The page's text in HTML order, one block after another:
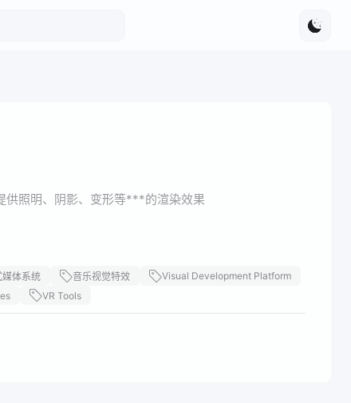
照明、阴影、变形等***的渲染效果
媒体系统 音乐视觉特效
Visual Development Platform
VR Tools